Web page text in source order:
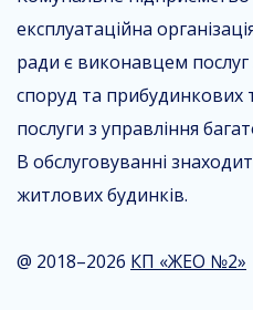
експлуатаційна
ради є виконавцем
споруд та прибудинкових
послуги з управління
В обслуговуванні
житлових будинків.
@ 2018–2026 КП «ЖЕО №2»